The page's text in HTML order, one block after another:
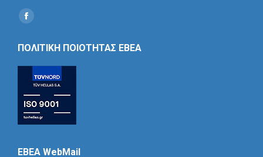
Find us on:
Social
ΠΟΛΙΤΙΚΗ ΠΟΙΟΤΗΤΑΣ ΕΒΕΑ
EBEA WebMail